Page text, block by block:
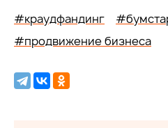
#краудфандинг
#продвижение бизнеса